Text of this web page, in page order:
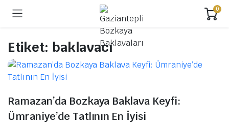
0
Etiket: baklavacı
Ramazan’da Bozkaya Baklava Keyfi:
Ümraniye’de Tatlının En İyisi